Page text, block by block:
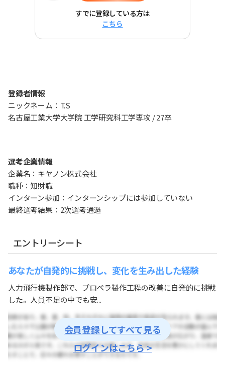
すでに登録している方は
こちら
登録者情報
ニックネーム：T.S
名古屋工業大学大学院 工学研究科工学専攻 / 27卒
選考企業情報
企業名：キヤノン株式会社
職種：知財職
インターン参加：インターンシップには参加していない
最終選考結果：2次選考通過
エントリーシート
あなたが自発的に挑戦し、変化を生み出した経験
人力飛行機製作部で、プロペラ製作工程の改善に自発的に挑戦
した。人員不足の中でも安...
会員登録してすべて見る
ログインはこちら >